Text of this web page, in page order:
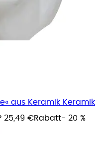
aus Keramik Keramik
25,49 €Rabatt- 20 %